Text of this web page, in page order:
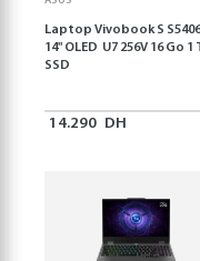
Laptop Vivobook S
14" OLED U7 256V 16 Go 1
SSD
14.290 DH